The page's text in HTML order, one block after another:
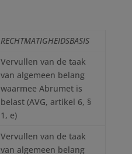
RECHTMATIGHEIDSBASIS
Vervullen van de taak
van algemeen belang
waarmee Abrumet is
belast (AVG, artikel 6, §
1, e)
Vervullen van de taak
van algemeen belang